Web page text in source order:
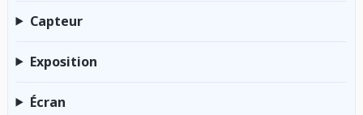
Capteur
Exposition
Écran